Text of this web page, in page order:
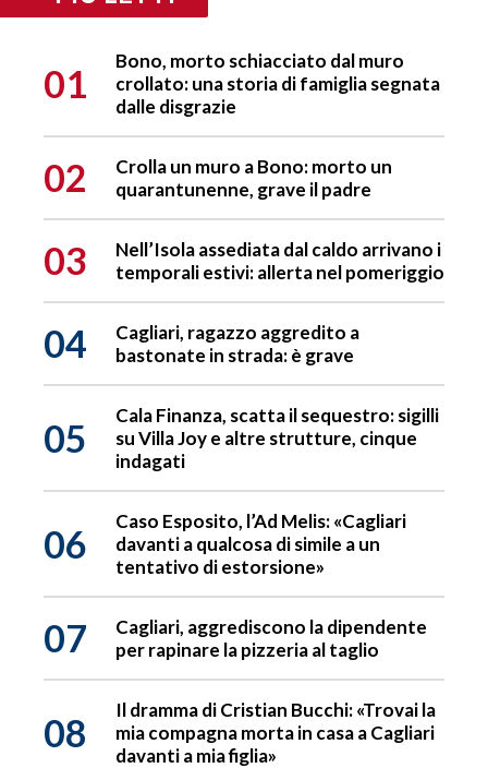
01
Bono, morto schiacciato dal muro
crollato: una storia di famiglia segnata
dalle disgrazie
02
Crolla un muro a Bono: morto un
quarantunenne, grave il padre
03
Nell’Isola assediata dal caldo arrivano i
temporali estivi: allerta nel pomeriggio
04
Cagliari, ragazzo aggredito a
bastonate in strada: è grave
05
Cala Finanza, scatta il sequestro: sigilli
su Villa Joy e altre strutture, cinque
indagati
06
Caso Esposito, l’Ad Melis: «Cagliari
davanti a qualcosa di simile a un
tentativo di estorsione»
07
Cagliari, aggrediscono la dipendente
per rapinare la pizzeria al taglio
08
Il dramma di Cristian Bucchi: «Trovai la
mia compagna morta in casa a Cagliari
davanti a mia figlia»